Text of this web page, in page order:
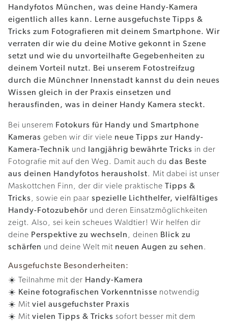
Handyfotos München, was deine Handy-Kamera
eigentlich alles kann. Lerne ausgefuchste Tipps &
Tricks zum Fotografieren mit deinem Smartphone. Wir
verraten dir wie du deine Motive gekonnt in Szene
setzt und wie du unvorteilhafte Gegebenheiten zu
deinem Vorteil nutzt. Bei unserem Fotostreifzug
durch die Münchner Innenstadt kannst du dein neues
Wissen gleich in der Praxis einsetzen und
herausfinden, was in deiner Handy Kamera steckt.
Bei unserem Fotokurs für Handy und Smartphone
Kameras geben wir dir viele neue Tipps zur Handy-
Kamera-Technik und langjährig bewährte Tricks in der
Fotografie mit auf den Weg. Damit auch du das Beste
aus deinen Handyfotos herausholst. ​Mit dabei​ ​ist​ ​unser​
​Maskottchen​ ​Finn,​ ​der​ ​dir​ ​viele​ ​praktische​ ​Tipps​ ​&​ ​
Tricks ,​ ​sowie​ ​ein​ ​paar spezielle​ ​Lichthelfer​, vielfältiges
Handy-Fotozubehör und​ ​deren​ ​Einsatzmöglichkeiten​ ​
zeigt. Also, sei kein scheues Waldtier! Wir helfen dir
deine Perspektive zu wechseln , deinen Blick zu
schärfen und deine Welt mit neuen Augen zu sehen.
Ausgefuchste Besonderheiten:
☀️ Teilnahme mit der Handy-Kamera
☀️ Keine fotografischen Vorkenntnisse notwendig
☀️ Mit viel ausgefuchster Praxis
☀️ Mit vielen Tipps & Tricks sofort besser mit dem